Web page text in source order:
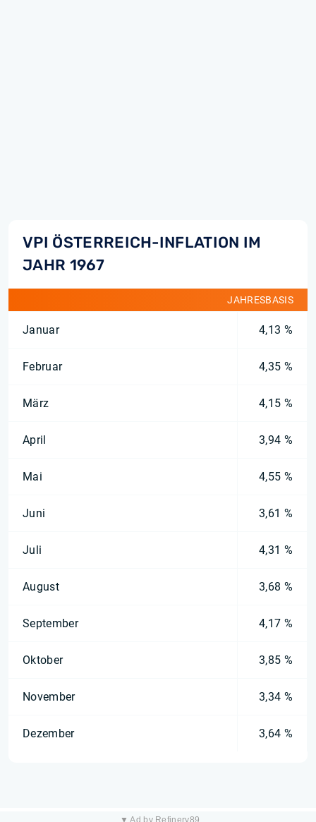
VPI ÖSTERREICH-INFLATION IM
JAHR 1967
JAHRESBASIS
Januar 4,13 %
Februar 4,35 %
März 4,15 %
April 3,94 %
Mai 4,55 %
Juni 3,61 %
Juli 4,31 %
August 3,68 %
September 4,17 %
Oktober 3,85 %
November 3,34 %
Dezember 3,64 %
▼ Ad by Refinery89